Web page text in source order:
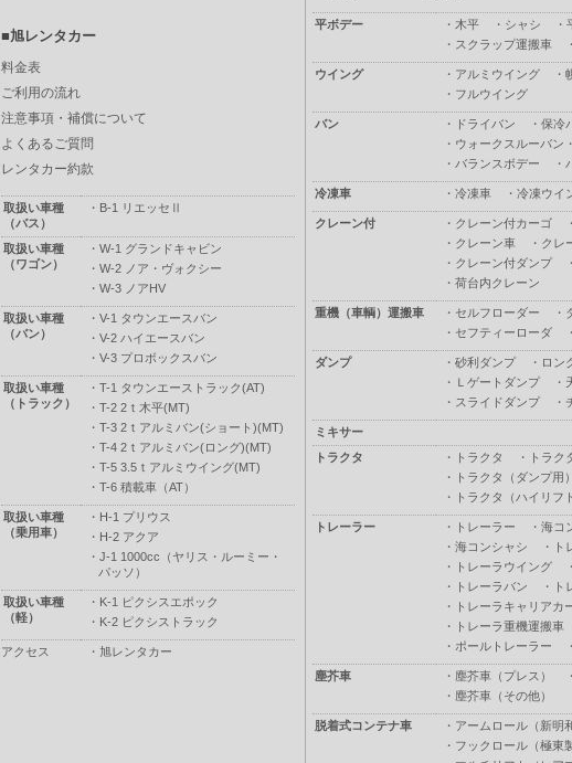
平ボデー ・ 木平 ・ シャシ ・
・ スクラップ運搬車 ・
ウイング ・ アルミウイング ・
・ フルウイング
バン ・ ドライバン ・ 保冷
・ ウォークスルーバン
・ バランスボデー ・
冷凍車 ・ 冷凍車 ・ 冷凍ウイ
クレーン付 ・ クレーン付カーゴ ・
・ クレーン車 ・ クレ
・ クレーン付ダンプ ・
・ 荷台内クレーン
重機（車輌）運搬車 ・ セルフローダー ・
・ セフティーローダ ・
ダンプ ・ 砂利ダンプ ・ ロン
・ Ｌゲートダンプ ・
・ スライドダンプ ・
ミキサー
トラクタ
・ トラクタ ・
トラク
・
トラクタ（ダンプ用）
・
トラクタ（ハイリフ
トレーラー ・ トレーラー ・ 海コ
・ 海コンシャシ ・
ト
・
トレーラウイング ・
・
トレーラバン ・
ト
・
トレーラキャリアカ
・
トレーラ重機運搬車
・ ポールトレーラー ・
塵芥車 ・ 塵芥車（プレス） ・
・ 塵芥車（その他）
脱着式コンテナ車 ・ アームロール（新明
・ フックロール（極東
■旭レンタカー
料金表
ご利用の流れ
注意事項・補償について
よくあるご質問
レンタカー約款
取扱い車種
（バス）
・ B-1 リエッセⅡ
取扱い車種
（ワゴン）
・ W-1 グランドキャビン
・ W-2 ノア・ヴォクシー
・ W-3 ノアHV
取扱い車種
（バン）
・ V-1 タウンエースバン
・ V-2 ハイエースバン
・ V-3 プロボックスバン
取扱い車種
（トラック）
・ T-1 タウンエーストラック(AT)
・ T-2 2ｔ木平(MT)
・ T-3 2ｔアルミバン(ショート)(MT)
・ T-4 2ｔアルミバン(ロング)(MT)
・ T-5 3.5ｔアルミウイング(MT)
・ T-6 積載車（AT）
取扱い車種
（乗用車）
・ H-1 プリウス
・ H-2 アクア
・ J-1 1000cc（ヤリス・ルーミー・
パッソ）
取扱い車種
（軽）
・ K-1 ピクシスエポック
・ K-2 ピクシストラック
アクセス ・ 旭レンタカー